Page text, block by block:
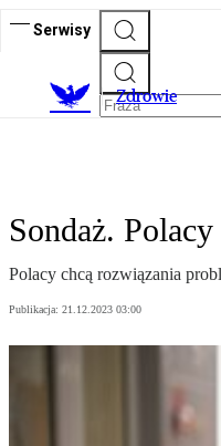
Serwisy
Zdrowie
Sondaż.
Polacy chcą rozwiązania
Publikacja: 21.12.2023 03:00